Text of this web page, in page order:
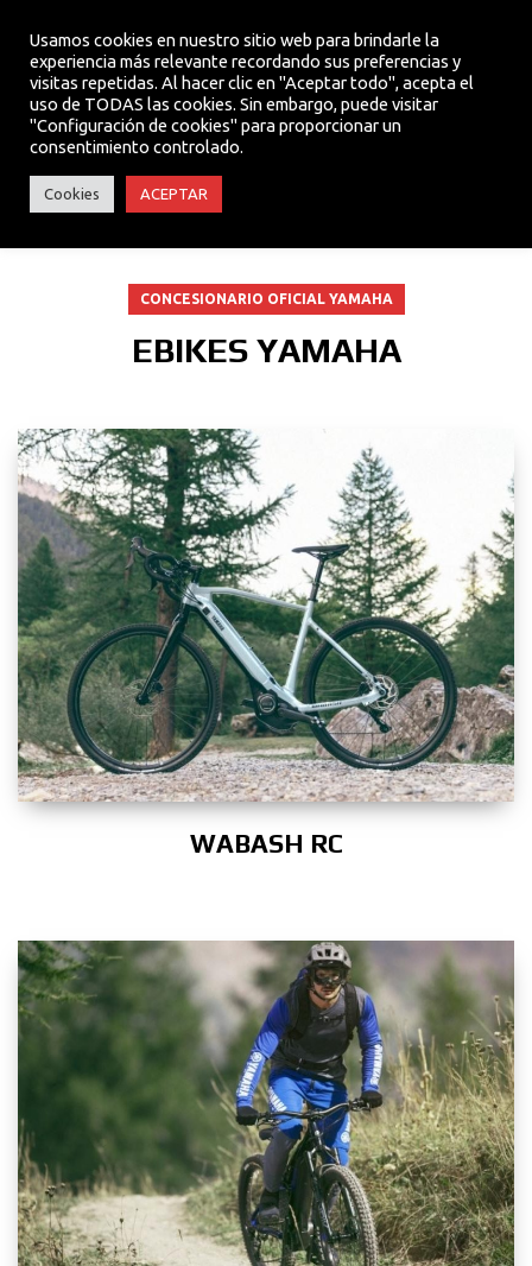
MENU
eBikes Yamaha
CONCESIONARIO OFICIAL YAMAHA
EBIKES YAMAHA
WABASH RC
Usamos cookies en nuestro sitio web para brindarle la
experiencia más relevante recordando sus preferencias y
visitas repetidas. Al hacer clic en "Aceptar todo", acepta el
uso de TODAS las cookies. Sin embargo, puede visitar
"Configuración de cookies" para proporcionar un
consentimiento controlado.
Cookies ACEPTAR